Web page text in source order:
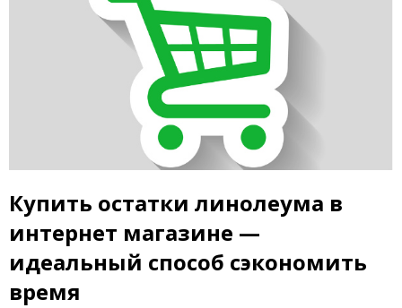
Купить остатки линолеума в
интернет магазине —
идеальный способ сэкономить
время